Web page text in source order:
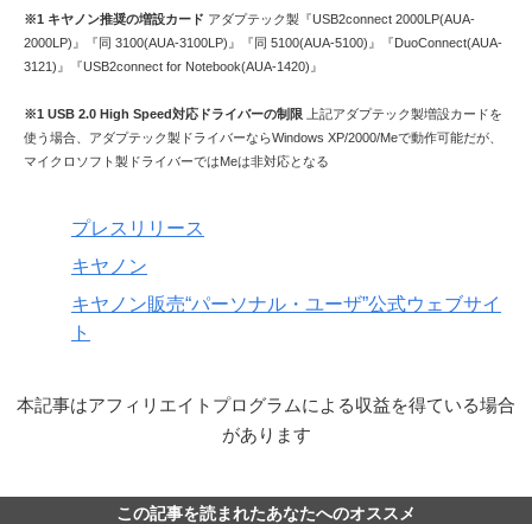
※1 キヤノン推奨の増設カード アダプテック製『USB2connect 2000LP(AUA-
2000LP)』『同 3100(AUA-3100LP)』『同 5100(AUA-5100)』『DuoConnect(AUA-
3121)』『USB2connect for Notebook(AUA-1420)』
※1 USB 2.0 High Speed対応ドライバーの制限 上記アダプテック製増設カードを
使う場合、アダプテック製ドライバーならWindows XP/2000/Meで動作可能だが、
マイクロソフト製ドライバーではMeは非対応となる
プレスリリース
キヤノン
キヤノン販売“パーソナル・ユーザ”公式ウェブサイ
ト
本記事はアフィリエイトプログラムによる収益を得ている場合
があります
この記事を読まれたあなたへのオススメ